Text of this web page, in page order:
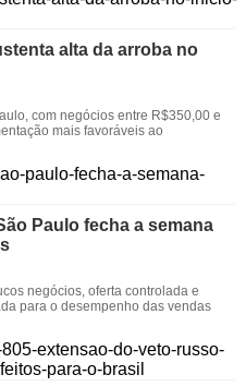
alta da arroba no
com negócios entre R$350,00 e
mais favoráveis ao
Paulo fecha a semana
negócios, oferta controlada e
para o desempenho das vendas